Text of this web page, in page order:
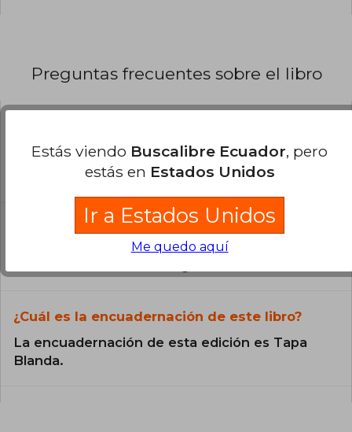
Preguntas frecuentes sobre el libro
Todos los libros de nuestro
catálogo son Originales.
¿En qué Idioma está escrito el
¿Cuál es la encuadernación de este libro?
La encuadernación de esta edición es Tapa
Blanda.
Estás viendo Buscalibre Ecuador, pero
estás en Estados Unidos
Ir a Estados Unidos
Me quedo aquí